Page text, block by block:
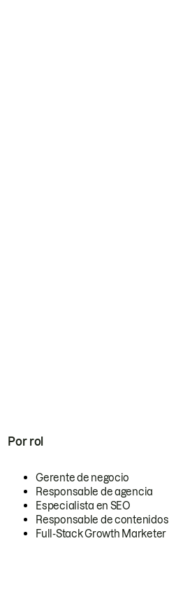
Por rol
Gerente de negocio
Responsable de agencia
Especialista en SEO
Responsable de contenidos
Full-Stack Growth Marketer